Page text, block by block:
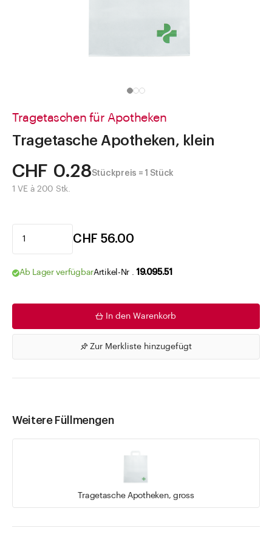
Tragetaschen für Apotheken
Tragetasche Apotheken, klein
CHF 0.28Stückpreis = 1 Stück
1 VE à 200 Stk.
CHF 56.00
Ab Lager verfügbarArtikel-Nr . 19.095.51
In den Warenkorb
Zur Merkliste hinzugefügt
Weitere Füllmengen
Tragetasche Apotheken, gross